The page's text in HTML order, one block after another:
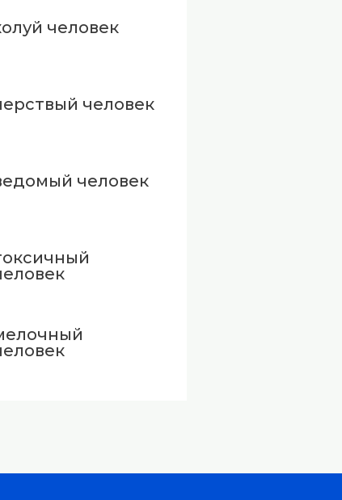
человек
человек
человек